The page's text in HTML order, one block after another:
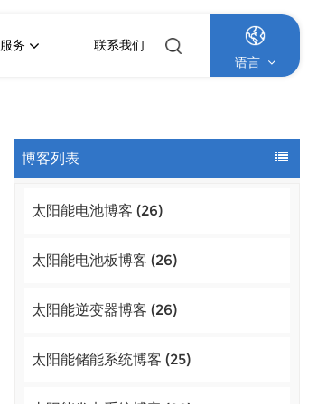
服务
联系我们
语言
English
Français
博客列表
太阳能电池博客 (26)
太阳能电池板博客 (26)
太阳能逆变器博客 (26)
太阳能储能系统博客 (25)